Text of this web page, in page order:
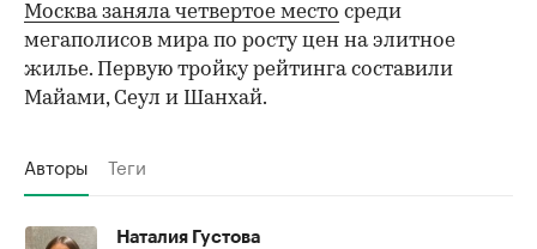
Москва заняла четвертое место среди
мегаполисов мира по росту цен на элитное
жилье. Первую тройку рейтинга составили
Майами, Сеул и Шанхай.
Авторы Теги
Наталия Густова